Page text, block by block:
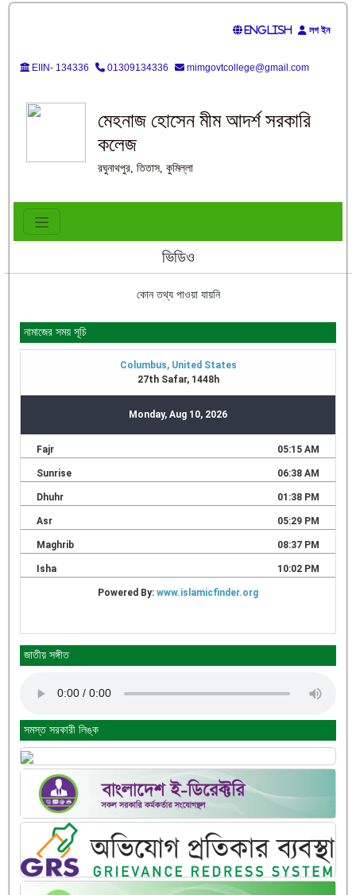
English লগ ইন
EIIN- 134336 01309134336 mimgovtcollege@gmail.com
মেহনাজ হোসেন মীম আদর্শ সরকারি
কলেজ
রঘুনাথপুর, তিতাস, কুমিল্লা
ভিডিও
কোন তথ্য পাওয়া যায়নি
নামাজের সময় সূচি
জাতীয় সঙ্গীত
সমস্ত সরকারী লিঙ্ক